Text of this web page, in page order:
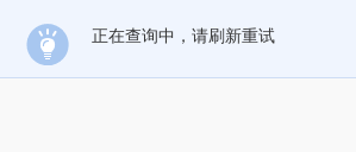
正在查询中，请刷新重试